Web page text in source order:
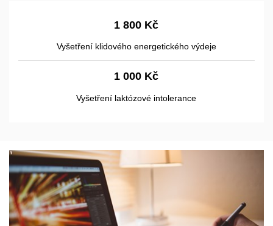
1 800 Kč
Vyšetření klidového energetického výdeje
1 000 Kč
Vyšetření laktózové intolerance